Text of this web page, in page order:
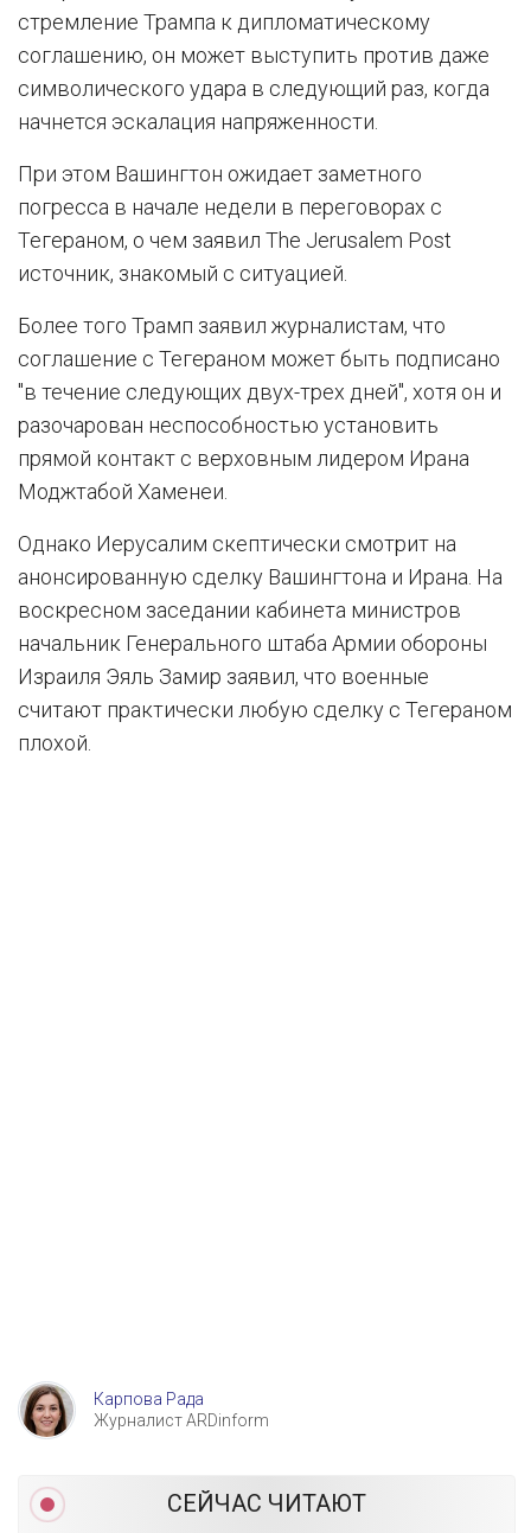
стремление Трампа к дипломатическому
соглашению, он может выступить против даже
символического удара в следующий раз, когда
начнется эскалация напряженности.
При этом Вашингтон ожидает заметного
погресса в начале недели в переговорах с
Тегераном, о чем заявил The Jerusalem Post
источник, знакомый с ситуацией.
Более того Трамп заявил журналистам, что
соглашение с Тегераном может быть подписано
"в течение следующих двух-трех дней", хотя он и
разочарован неспособностью установить
прямой контакт с верховным лидером Ирана
Моджтабой Хаменеи.
Однако Иерусалим скептически смотрит на
анонсированную сделку Вашингтона и Ирана. На
воскресном заседании кабинета министров
начальник Генерального штаба Армии обороны
Израиля Эяль Замир заявил, что военные
считают практически любую сделку с Тегераном
плохой.
Карпова Рада
Журналист ARDinform
СЕЙЧАС ЧИТАЮТ